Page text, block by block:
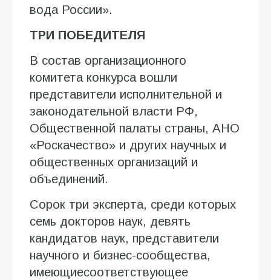
вода России».
ТРИ ПОБЕДИТЕЛЯ
В состав организационного
комитета конкурса вошли
представители исполнительной и
законодательной власти РФ,
Общественной палаты страны, АНО
«Роскачество» и других научных и
общественных организаций и
объединений.
Сорок три эксперта, среди которых
семь докторов наук, девять
кандидатов наук, представители
научного и бизнес-сообщества,
имеющиесоответствующее